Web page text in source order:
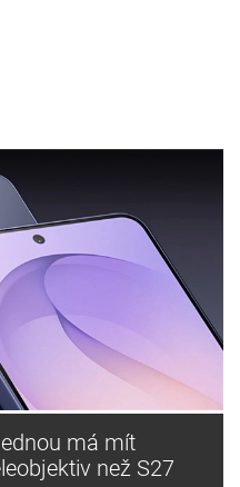
má mít
než S27